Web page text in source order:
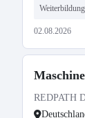
02.08.2026
REDPATH